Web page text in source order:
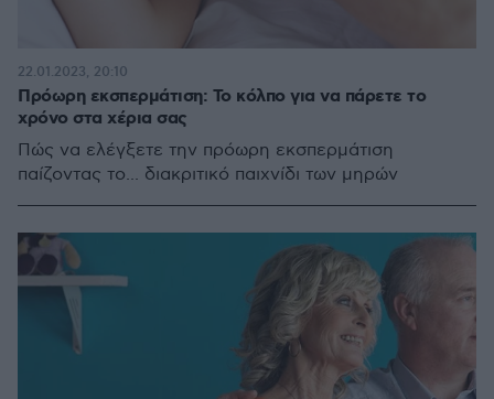
Πρόωρη εκσπερμάτιση: Το κόλπο για να πάρετε το
χρόνο στα χέρια σας
Πώς να ελέγξετε την πρόωρη εκσπερμάτιση
παίζοντας το... διακριτικό παιχνίδι των μηρών
22.01.2023, 20:10